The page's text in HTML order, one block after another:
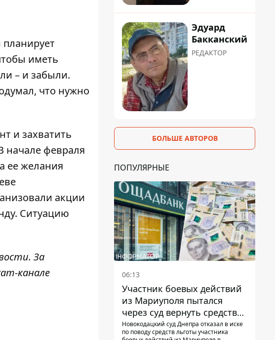
иметь
– и забыли.
что нужно
и захватить
начале февраля
ее желания
акции
Ситуацию
За
канале
Эдуард
Бакканский
РЕДАКТОР
БОЛЬШЕ АВТОРОВ
ПОПУЛЯРНЫЕ
06:13
Участник боевых действий
из Мариуполя пытался
через суд вернуть средства
субсидии со счета в
Ощадбанке – каким было
Новокодацкий суд Днепра отказал в иске
по поводу средств льготы участника